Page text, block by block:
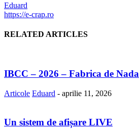
Eduard
https://e-crap.ro
RELATED ARTICLES
IBCC – 2026 – Fabrica de Nada
Articole Eduard - aprilie 11, 2026
Un sistem de afișare LIVE